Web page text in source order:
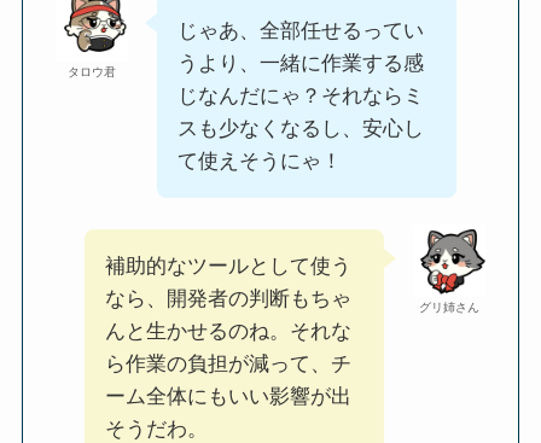
タロウ君
じゃあ、全部任せるってい
うより、一緒に作業する感
じなんだにゃ？それならミ
スも少なくなるし、安心し
て使えそうにゃ！
グリ姉さん
補助的なツールとして使う
なら、開発者の判断もちゃ
んと生かせるのね。それな
ら作業の負担が減って、チ
ーム全体にもいい影響が出
そうだわ。